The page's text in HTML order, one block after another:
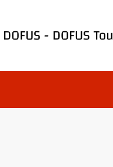
DOFUS-DOFUS